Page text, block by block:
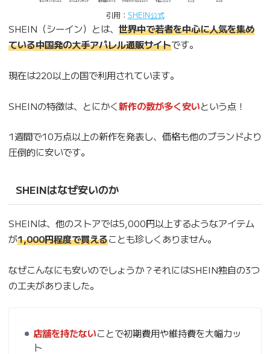
引用： SHEIN公式
SHEIN（シーイン）とは、 世界中で若者を中心に人気を集め
ている中国発の大手アパレル通販サイトです。
現在は220以上の国で利用されています。
SHEINの特徴は、とにかく新作の数が多く安いという点！
1週間で10万点以上の新作を発表し、価格も他のブランドより
圧倒的に安いです。
SHEINはなぜ安いのか
SHEINは、他のストアでは5,000円以上するようなアイテム
が1,000円程度で買えることも珍しくありません。
なぜこんなにも安いのでしょうか？それにはSHEIN独自の3つ
の工夫がありました。
店舗を持たないことで初期費用や維持費を大幅カッ
ト